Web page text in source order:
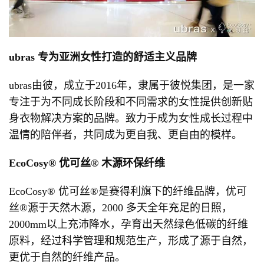
ubras 专为亚洲女性打造的舒适主义品牌
ubras由彼，成立于2016年，隶属于彼悦集团，是一家
专注于为不同成长阶段和不同需求的女性提供创新贴
身衣物解决方案的品牌。致力于成为女性成长过程中
温情的陪伴者，共同成为更自我、更自由的模样。
EcoCosy® 优可丝® 木源环保纤维
EcoCosy® 优可丝®是赛得利旗下的纤维品牌，优可
丝®源于天然木源，2000 多天全年充足的日照，
2000mm以上充沛降水，孕育出天然绿色低碳的纤维
原料，经过科学管理和规范生产，形成了源于自然，
更优于自然的纤维产品。